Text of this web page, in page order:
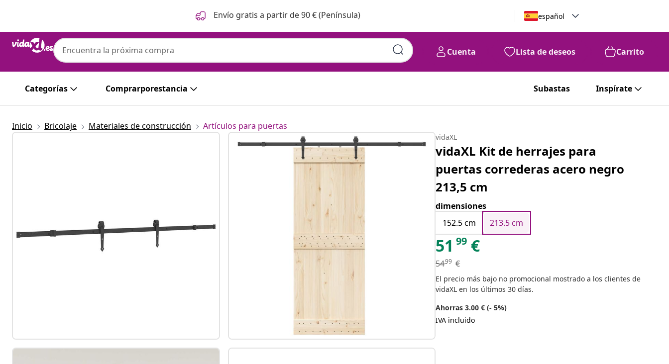
Envío gratis a partir de 90 € (Península) español
Cuenta Lista de deseos Carrito
Categorías Comprarporestancia Subastas Inspírate
Inicio Bricolaje Materiales de construcción Artículos para puertas
vidaXL
vidaXL Kit de herrajes para
puertas correderas acero negro
213,5 cm
dimensiones
152.5 cm
213.5 cm
51 99 €
5499 €
El precio más bajo no promocional mostrado a los clientes de
vidaXL en los últimos 30 días.
Ahorras 3.00 € (- 5%)
IVA incluido